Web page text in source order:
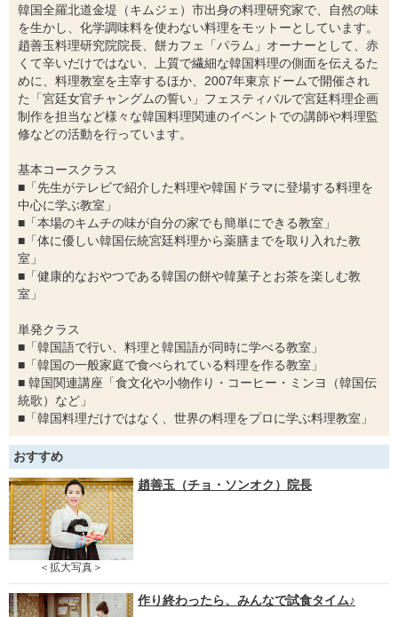
韓国全羅北道金堤（キムジェ）市出身の料理研究家で、自然の味
を生かし、化学調味料を使わない料理をモットーとしています。
趙善玉料理研究院院長、餅カフェ「パラム」オーナーとして、赤
くて辛いだけではない、上質で繊細な韓国料理の側面を伝えるた
めに、料理教室を主宰するほか、2007年東京ドームで開催され
た「宮廷女官チャングムの誓い」フェスティバルで宮廷料理企画
制作を担当など様々な韓国料理関連のイベントでの講師や料理監
修などの活動を行っています。
基本コースクラス
■「先生がテレビで紹介した料理や韓国ドラマに登場する料理を
中心に学ぶ教室」
■「本場のキムチの味が自分の家でも簡単にできる教室」
■「体に優しい韓国伝統宮廷料理から薬膳までを取り入れた教
室」
■「健康的なおやつである韓国の餅や韓菓子とお茶を楽しむ教
室」
単発クラス
■「韓国語で行い、料理と韓国語が同時に学べる教室」
■「韓国の一般家庭で食べられている料理を作る教室」
■ 韓国関連講座「食文化や小物作り・コーヒー・ミンヨ（韓国伝
統歌）など」
■「韓国料理だけではなく、世界の料理をプロに学ぶ料理教室」
おすすめ
＜拡大写真＞
趙善玉（チョ・ソンオク）院長
作り終わったら、みんなで試食タイム♪